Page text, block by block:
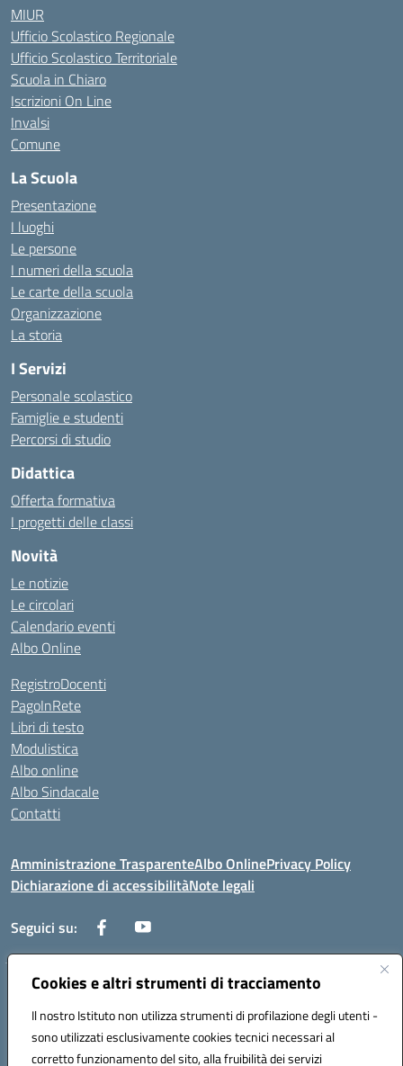
Cookies e altri strumenti di tracciamento
Il nostro Istituto non utilizza strumenti di profilazione degli utenti -
sono utilizzati esclusivamente cookies tecnici necessari al
corretto funzionamento del sito, alla fruibilità dei servizi
MIUR
Ufficio Scolastico Regionale
Ufficio Scolastico Territoriale
Scuola in Chiaro
Iscrizioni On Line
Invalsi
Comune
La Scuola
Presentazione
I luoghi
Le persone
I numeri della scuola
Le carte della scuola
Organizzazione
La storia
I Servizi
Personale scolastico
Famiglie e studenti
Percorsi di studio
Didattica
Offerta formativa
I progetti delle classi
Novità
Le notizie
Le circolari
Calendario eventi
Albo Online
RegistroDocenti
PagoInRete
Libri di testo
Modulistica
Albo online
Albo Sindacale
Contatti
Amministrazione TrasparenteAlbo OnlinePrivacy Policy
Dichiarazione di accessibilitàNote legali
Seguici su:
Via Negroni - 87100 Cosenza
Telefono e Fax: 098433104
Mail: csic898008@istruzione.it - PEC: csic898008@pec.istruzione.it
Codice univoco ufficio: UFUEI1